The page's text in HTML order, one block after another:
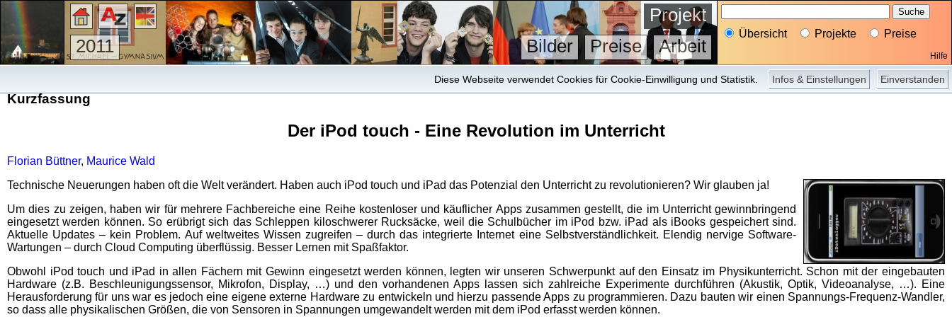
Einverstanden
Infos & Einstellungen
Diese Webseite verwendet Cookies für Cookie-Einwilligung und Statistik.
Projekt
Arbeit
Preise
Bilder
2011
Übersicht Projekte Preise
Hilfe
Kurzfassung
Der iPod touch - Eine Revolution im Unterricht
Florian Büttner, Maurice Wald
Technische Neuerungen haben oft die Welt verändert. Haben auch iPod touch und iPad das Potenzial den Unterricht zu revolutionieren? Wir glauben ja!
Um dies zu zeigen, haben wir für mehrere Fachbereiche eine Reihe kostenloser und käuflicher Apps zusammen gestellt, die im Unterricht gewinnbringend
eingesetzt werden können. So erübrigt sich das Schleppen kiloschwerer Rucksäcke, weil die Schulbücher im iPod bzw. iPad als iBooks gespeichert sind.
Aktuelle Updates – kein Problem. Auf weltweites Wissen zugreifen – durch das integrierte Internet eine Selbstverständlichkeit. Elendig nervige Software-
Wartungen – durch Cloud Computing überflüssig. Besser Lernen mit Spaßfaktor.
Obwohl iPod touch und iPad in allen Fächern mit Gewinn eingesetzt werden können, legten wir unseren Schwerpunkt auf den Einsatz im Physikunterricht. Schon mit der eingebauten
Hardware (z.B. Beschleunigungssensor, Mikrofon, Display, …) und den vorhandenen Apps lassen sich zahlreiche Experimente durchführen (Akustik, Optik, Videoanalyse, …). Eine
Herausforderung für uns war es jedoch eine eigene externe Hardware zu entwickeln und hierzu passende Apps zu programmieren. Dazu bauten wir einen Spannungs-Frequenz-Wandler,
so dass alle physikalischen Größen, die von Sensoren in Spannungen umgewandelt werden mit dem iPod erfasst werden können.